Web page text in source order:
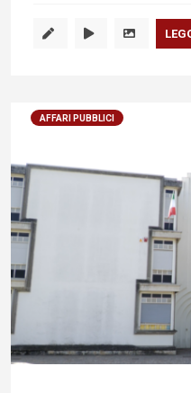
AFFARI PUBBLICI